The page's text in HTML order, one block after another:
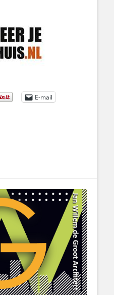
E-mail